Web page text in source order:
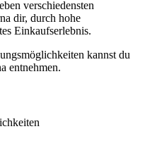
verschiedensten
dir, durch hohe
Einkaufserlebnis.
kannst du
entnehmen.